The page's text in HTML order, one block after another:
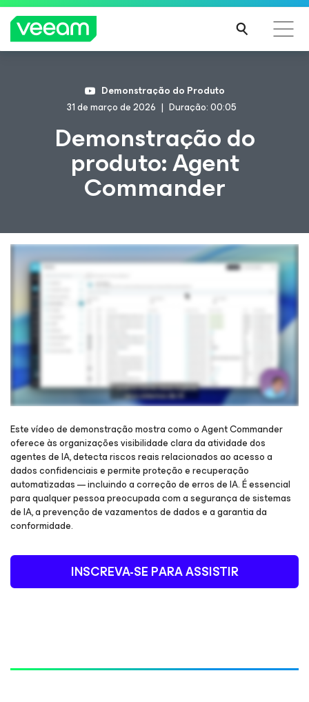
Orientações da Veeam para os clientes afetados
pela atualização de conteúdo da CrowdStrike
Demonstração do Produto
31 de março de 2026
Duração: 00:05
Demonstração do
produto: Agent
Commander
Inscreva-se para ganhar acesso e assista ao webinar
Este vídeo de demonstração mostra como o Agent Commander
oferece às organizações visibilidade clara da atividade dos
agentes de IA, detecta riscos reais relacionados ao acesso a
dados confidenciais e permite proteção e recuperação
automatizadas — incluindo a correção de erros de IA. É essencial
para qualquer pessoa preocupada com a segurança de sistemas
de IA, a prevenção de vazamentos de dados e a garantia da
conformidade.
INSCREVA-SE PARA ASSISTIR